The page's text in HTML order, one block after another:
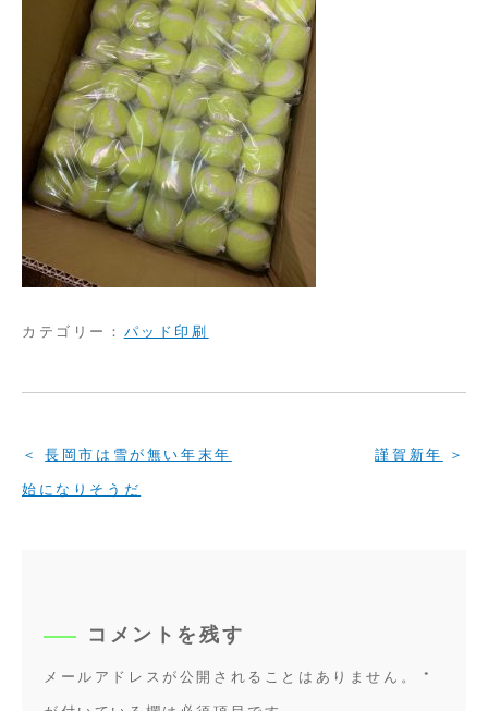
カテゴリー： パッド印刷
投
稿
シ
長岡市は雪が無い年末年
始になりそうだ
謹賀新年
コメントを残す
メールアドレスが公開されることはありません。
*